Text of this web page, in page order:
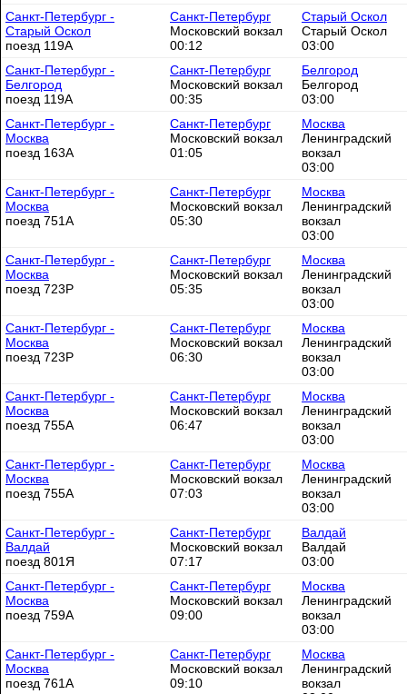
Санкт-Петербург -
Старый Оскол
поезд 119А
Санкт-Петербург
Московский вокзал
00:12
Старый Оскол
Старый Оскол
03:00
Санкт-Петербург -
Белгород
поезд 119А
Санкт-Петербург
Московский вокзал
00:35
Белгород
Белгород
03:00
Санкт-Петербург -
Москва
поезд 163А
Санкт-Петербург
Московский вокзал
01:05
Москва
Ленинградский
вокзал
03:00
Санкт-Петербург -
Москва
поезд 751А
Санкт-Петербург
Московский вокзал
05:30
Москва
Ленинградский
вокзал
03:00
Санкт-Петербург -
Москва
поезд 723Р
Санкт-Петербург
Московский вокзал
05:35
Москва
Ленинградский
вокзал
03:00
Санкт-Петербург -
Москва
поезд 723Р
Санкт-Петербург
Московский вокзал
06:30
Москва
Ленинградский
вокзал
03:00
Санкт-Петербург -
Москва
поезд 755А
Санкт-Петербург
Московский вокзал
06:47
Москва
Ленинградский
вокзал
03:00
Санкт-Петербург -
Москва
поезд 755А
Санкт-Петербург
Московский вокзал
07:03
Москва
Ленинградский
вокзал
03:00
Санкт-Петербург -
Валдай
поезд 801Я
Санкт-Петербург
Московский вокзал
07:17
Валдай
Валдай
03:00
Санкт-Петербург -
Москва
поезд 759А
Санкт-Петербург
Московский вокзал
09:00
Москва
Ленинградский
вокзал
03:00
Санкт-Петербург -
Москва
поезд 761А
Санкт-Петербург
Московский вокзал
09:10
Москва
Ленинградский
вокзал